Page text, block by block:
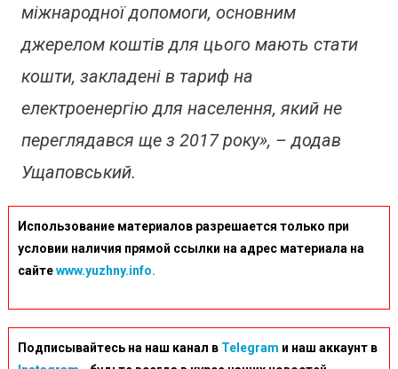
міжнародної допомоги, основним
джерелом коштів для цього мають стати
кошти, закладені в тариф на
електроенергію для населення, який не
переглядався ще з 2017 року», – додав
Ущаповський.
Использование материалов разрешается только при
условии наличия прямой ссылки на адрес материала на
сайтеwww.yuzhny.info.
Подписывайтесь на наш канал в Telegram и наш аккаунт в